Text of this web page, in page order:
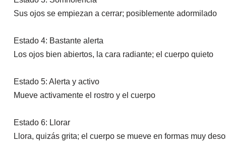
Sus ojos se empiezan a cerrar; posiblemente adormilado
Estado 4: Bastante alerta
Los ojos bien abiertos, la cara radiante; el cuerpo quieto
Estado 5: Alerta y activo
Mueve activamente el rostro y el cuerpo
Estado 6: Llorar
Llora, quizás grita; el cuerpo se mueve en formas muy